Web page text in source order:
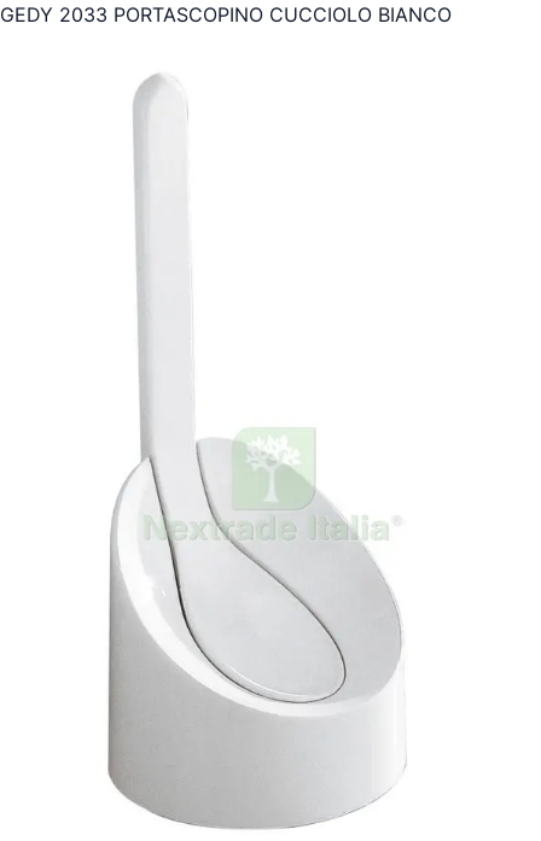
GEDY 2033 PORTASCOPINO CUCCIOLO BIANCO